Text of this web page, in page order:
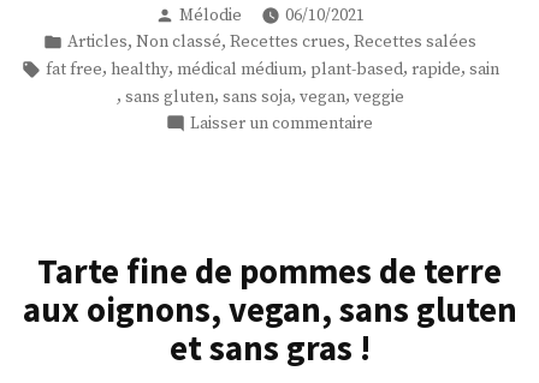
aux
raisins
et
curcuma »
Publié
par
Mélodie
06/10/2021
Publié
dans
Articles, Non classé, Recettes crues, Recettes salées
Étiquettes :
fat free, healthy, médical médium, plant-based, rapide, sain
, sans gluten, sans soja, vegan, veggie
Laisser un commentaire
curcuma
Tarte fine de pommes de terre
aux oignons, vegan, sans gluten
et sans gras !